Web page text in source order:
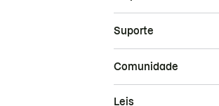
Suporte
Comunidade
Leis